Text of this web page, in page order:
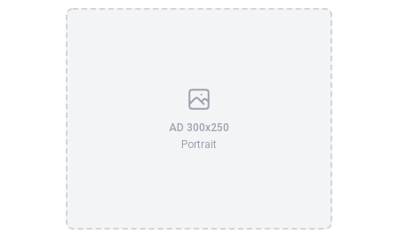
AD 300x250
Portrait